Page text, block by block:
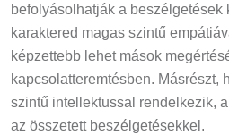
befolyásolhatják a beszélgetések
karaktered magas szintű
képzettebb lehet mások
kapcsolatteremtésben. Másrészt,
szintű intellektussal rendelkezik,
az összetett beszélgetésekkel.